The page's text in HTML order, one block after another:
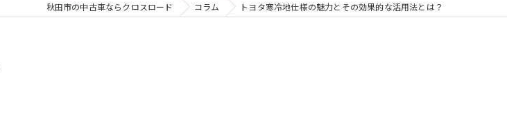
秋田市の中古車ならクロスロード コラム トヨタ寒冷地仕様の魅力とその効果的な活用法とは？